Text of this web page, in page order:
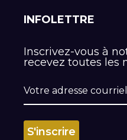
INFOLETTRE
Inscrivez-vous à
recevez toutes les